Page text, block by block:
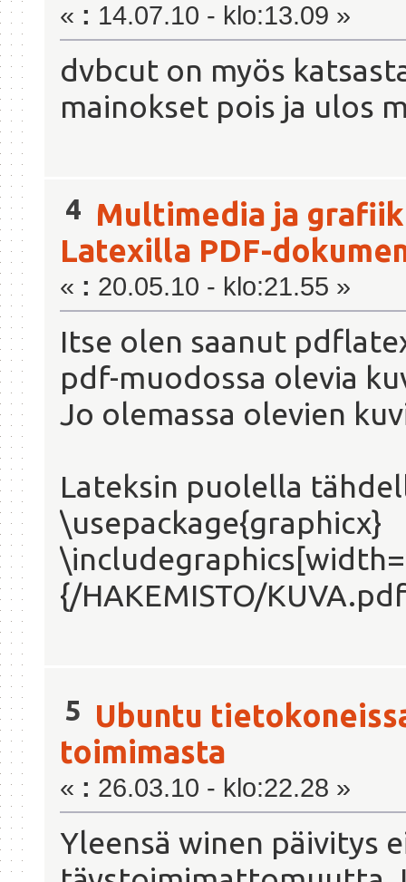
« : 14.07.10 - klo:13.09 »
dvbcut on myös
mainokset pois ja ulos
4 Multimedia ja
Latexilla PDF-
« : 20.05.10 - klo:21.55 »
Itse olen saanut
pdf-muodossa olevia
Jo olemassa olevien
Lateksin puolella
\usepackage{graphicx}
{/HAKEMISTO/
5 Ubuntu
toimimasta
« : 26.03.10 - klo:22.28 »
Yleensä winen päivitys